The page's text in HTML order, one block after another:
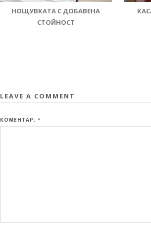
НОЩУВКАТА С ДОБАВЕНА
СТОЙНОСТ
LEAVE A COMMENT
КОМЕНТАР: *